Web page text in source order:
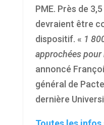
PME. Près de
devraient être
dispositif. « 1
approchées pour
annoncé
général de
dernière